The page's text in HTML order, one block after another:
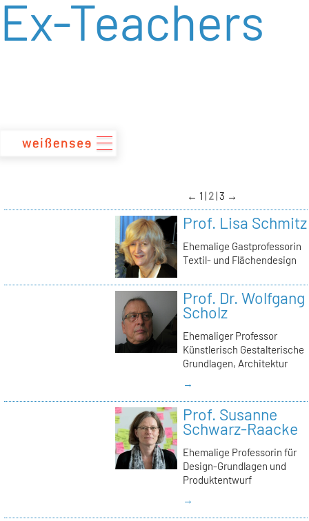
zum
Inhalt
Ex-Teachers
← 1 2 3 →
Prof. Lisa Schmitz
Ehemalige Gastprofessorin
Textil- und Flächendesign
Prof. Dr. Wolfgang
Scholz
Ehemaliger Professor
Künstlerisch Gestalterische
Grundlagen, Architektur
→
Prof. Susanne
Schwarz-Raacke
Ehemalige Professorin für
Design-Grundlagen und
Produktentwurf
→